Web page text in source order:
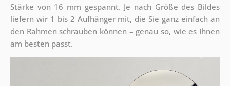
Stärke von 16 mm gespannt. Je nach Größe des Bildes
liefern wir 1 bis 2 Aufhänger mit, die Sie ganz einfach an
den Rahmen schrauben können – genau so, wie es Ihnen
am besten passt.